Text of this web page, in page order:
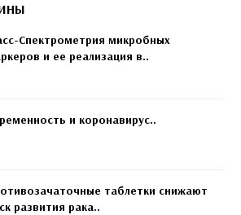
Спектрометрия микробных
и ее реализация в..
и коронавирус..
таблетки снижают
развития рака..